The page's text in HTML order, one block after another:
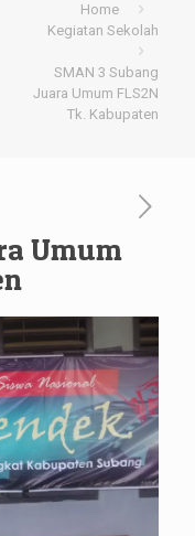
Home
Kegiatan Sekolah
SMAN 3 Subang
Juara Umum FLS2N
Tk. Kabupaten
Umum